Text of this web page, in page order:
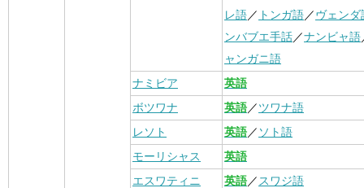
レ語／ トンガ語／ヴェンダ
ンバブエ手話／ナンビャ語
ャンガニ語
ナミビア
英語
ボツワナ
英語／ツワナ語
レソト
英語／ ソト語
モーリシャス
英語
エスワティニ
英語／ スワジ語